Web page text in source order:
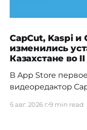
CapCut, Kaspi и
изменились
Казахстане во
В App Store
видеоредактор
заметно
6 авг. 2026 г.9 min read